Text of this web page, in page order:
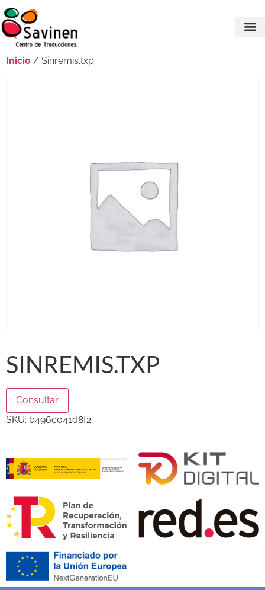
Inicio / Sinremis.txp
SINREMIS.TXP
Consultar
SKU: b496c041d8f2